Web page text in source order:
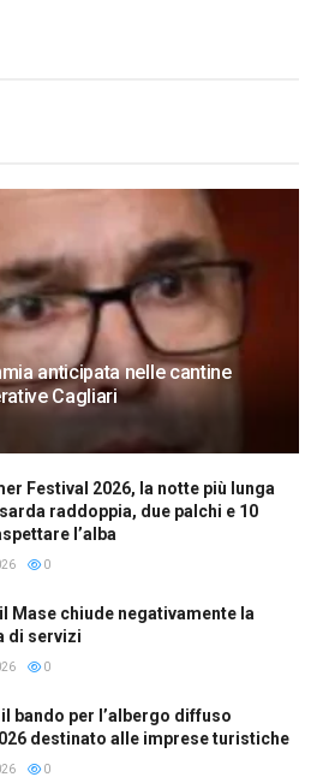
anticipata nelle cantine
Cagliari
Festival 2026, la notte più lunga
raddoppia, due palchi e 10
l’alba
0
il Mase chiude negativamente la
di servizi
0
bando per l’albergo diffuso
destinato alle imprese turistiche
0